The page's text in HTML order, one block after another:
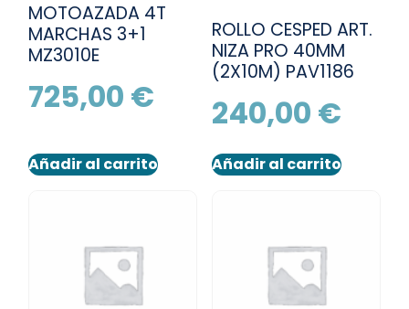
MOTOAZADA 4T
MARCHAS 3+1
MZ3010E
725,00 €
Añadir al carrito
ROLLO CESPED ART.
NIZA PRO 40MM
(2X10M) PAV1186
240,00 €
Añadir al carrito